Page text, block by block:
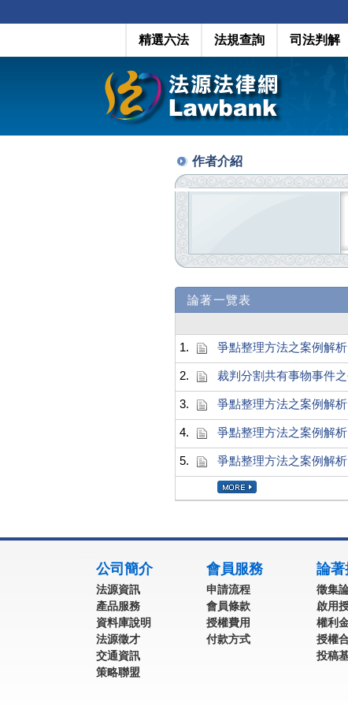
精選六法 法規查詢 司法判解
作者介紹
論著一覽表
1.
爭點整理方法之案例解
2. 裁判分割共有事物事件
3. 爭點整理方法之案例解
4. 爭點整理方法之案例解
5. 爭點整理方法之案例解
公司簡介
法源資訊
產品服務
資料庫說明
法源徵才
交通資訊
策略聯盟
會員服務
申請流程
會員條款
授權費用
付款方式
論著
徵集
啟用
權利
授權
投稿